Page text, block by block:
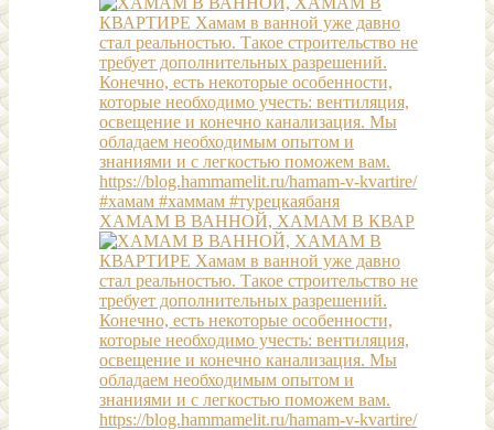
ХАМАМ В ВАННОЙ, ХАМАМ В КВАР